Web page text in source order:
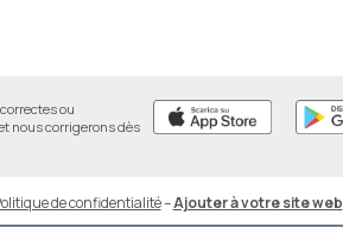
ou
nous corrigerons dès
de confidentialité–Ajouter à votre site web